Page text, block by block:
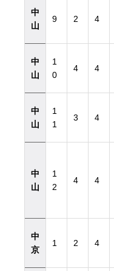
中
山
9 2 4
中
山
1
0
4 4
中
山
1
1
3 4
中
山
1
2
4 4
中
京
1 2 4